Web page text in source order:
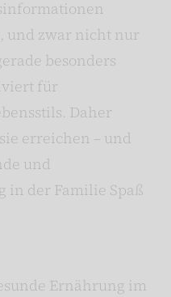
und zwar nicht nur
besonders
für
Daher
erreichen – und
und
in der Familie Spaß
Ernährung im